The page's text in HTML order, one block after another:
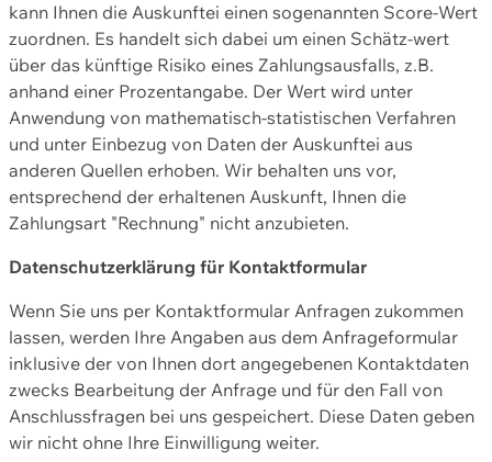
kann Ihnen die Auskunftei einen sogenannten Score-Wert
zuordnen. Es handelt sich dabei um einen Schätz-wert
über das künftige Risiko eines Zahlungsausfalls, z.B.
anhand einer Prozentangabe. Der Wert wird unter
Anwendung von mathematisch-statistischen Verfahren
und unter Einbezug von Daten der Auskunftei aus
anderen Quellen erhoben. Wir behalten uns vor,
entsprechend der erhaltenen Auskunft, Ihnen die
Zahlungsart "Rechnung" nicht anzubieten.
Datenschutzerklärung für Kontaktformular
Wenn Sie uns per Kontaktformular Anfragen zukommen
lassen, werden Ihre Angaben aus dem Anfrageformular
inklusive der von Ihnen dort angegebenen Kontaktdaten
zwecks Bearbeitung der Anfrage und für den Fall von
Anschlussfragen bei uns gespeichert. Diese Daten geben
wir nicht ohne Ihre Einwilligung weiter.